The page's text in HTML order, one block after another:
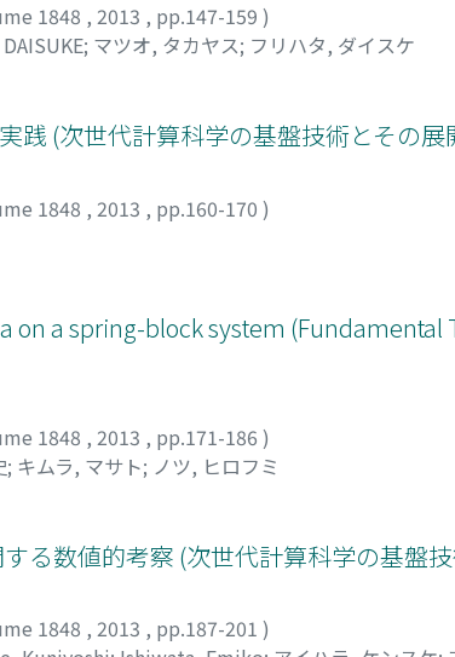
1848 , 2013 , pp.147-159 )
; マツオ, タカヤス; フリハタ, ダイスケ
践 (次世代計算科学の基盤技術とその展
1848 , 2013 , pp.160-170 )
a spring-block system (Fundamental
1848 , 2013 , pp.171-186 )
; キムラ, マサト; ノツ, ヒロフミ
る数値的考察 (次世代計算科学の基盤
1848 , 2013 , pp.187-201 )